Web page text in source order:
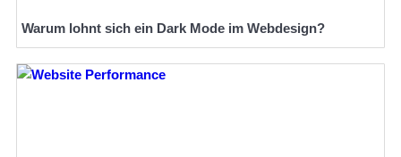
Warum lohnt sich ein Dark Mode im Webdesign?